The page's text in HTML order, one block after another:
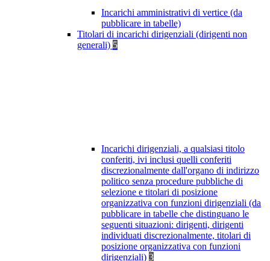
Incarichi amministrativi di vertice (da
pubblicare in tabelle)
Titolari di incarichi dirigenziali (dirigenti non
generali) 5
Incarichi dirigenziali, a qualsiasi titolo
conferiti, ivi inclusi quelli conferiti
discrezionalmente dall'organo di indirizzo
politico senza procedure pubbliche di
selezione e titolari di posizione
organizzativa con funzioni dirigenziali (da
pubblicare in tabelle che distinguano le
seguenti situazioni: dirigenti, dirigenti
individuati discrezionalmente, titolari di
posizione organizzativa con funzioni
dirigenziali) 3